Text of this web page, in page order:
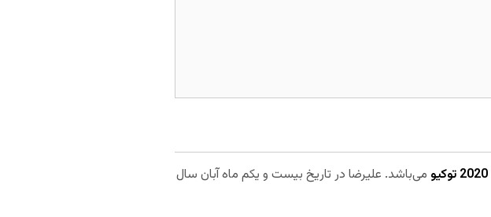
می‌باشد. علیرضا در تاریخ بیست و یکم ماه آبان سال